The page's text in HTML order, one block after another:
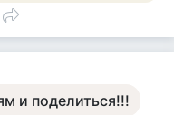
и поделиться!!!